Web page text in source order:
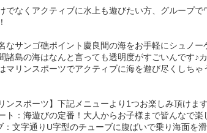
でなくアクティブに水上も遊びたい方、グループで
なサンゴ礁ポイント慶良間の海をお手軽にシュノー
諸島の海はなんと言っても透明度がすごいんです♪
マリンスポーツでアクティブに海を遊び尽くしち
ンスポーツ】下記メニューより1つお楽しみ頂けま
ト：海遊びの定番！大人からお子様まで皆んなで楽
：文字通りU字型のチューブに腹ばいで乗り海面を滑